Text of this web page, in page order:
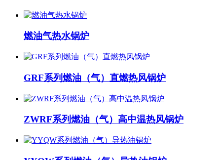
燃油气热水锅炉
GRF系列燃油（气）直燃热风锅炉
ZWRF系列燃油（气）高中温热风锅炉